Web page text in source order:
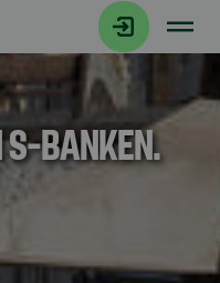
S-BANKEN.